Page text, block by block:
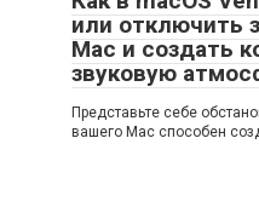
или отключить
Mac и создать
звуковую
Представьте себе
вашего Mac способен